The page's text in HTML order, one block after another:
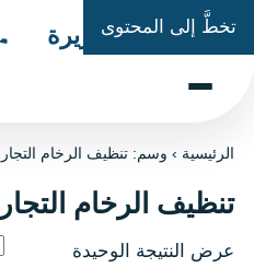
تخطَّ إلى المحتوى
شركة الجزيرة
الرئيسية ›وسم: تنظيف الرخام
تنظيف الرخام
عرض النتيجة الوحيدة